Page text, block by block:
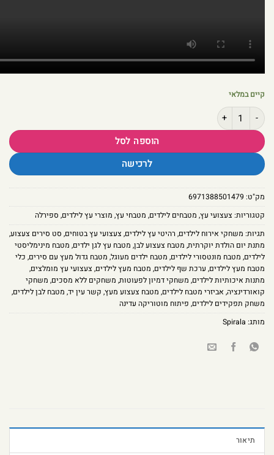
קיים במלאי
כמות של מטבח מעץ לילדים – דגם קלאסי מעוגל בגוון לבן חגיגי כולל ערכת
הוספה לסל
לרכישה
מק"ט: 6971388501479
קטגוריות: צעצועי עץ, מטבחים לילדים, מטבחי עץ, מוצרי עץ לילדים, ספירלה
תגיות: משחקי אירוח לילדים, רהיטי עץ לילדים, צעצועי עץ בטוחים, סט סירים צעצוע,
מתנת יום הולדת יוקרתית, מטבח צעצוע לבן, מטבח עץ לגן ילדים, מטבח מינימליסטי
לילדים, מטבח מונטסורי לילדים, מטבח ילדים מעוגל, מטבח גדול מעץ עם סירים, כלי
מטבח מעץ לילדים, ערכת שף לילדים, מטבח מעץ לילדים, צעצועי עץ מומלצים,
מתנות איכותיות לילדים, משחקי דמיון לפעוטות, משחקים ללא מסכים, משחקי
קואורדינציה, אביזרי מטבח לילדים, מטבח צעצוע מעץ, קשר עין יד, מטבח לבן לילדים,
משחק תפקידים לילדים, פיתוח מוטוריקה עדינה
מותג: Spirala
תיאור